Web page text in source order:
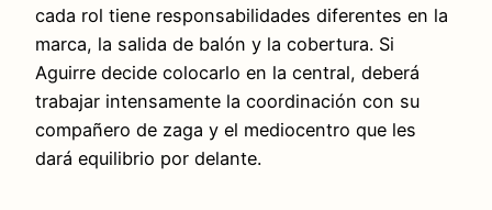
cada rol tiene responsabilidades diferentes en la
marca, la salida de balón y la cobertura. Si
Aguirre decide colocarlo en la central, deberá
trabajar intensamente la coordinación con su
compañero de zaga y el mediocentro que les
dará equilibrio por delante.